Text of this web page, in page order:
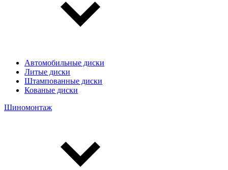
Автомобильные диски
Литые диски
Штампованные диски
Кованые диски
Шиномонтаж